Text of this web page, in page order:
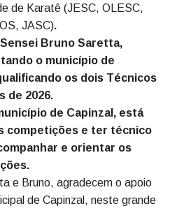
Federação Catarinense de
e de Arbitragem
daFesporteque
de Karatê (JESC, OLESC,
JASC).
Bruno Saretta,
o município de
os dois Técnicos
de 2026.
de Capinzal, está
competições e ter técnico
e orientar os